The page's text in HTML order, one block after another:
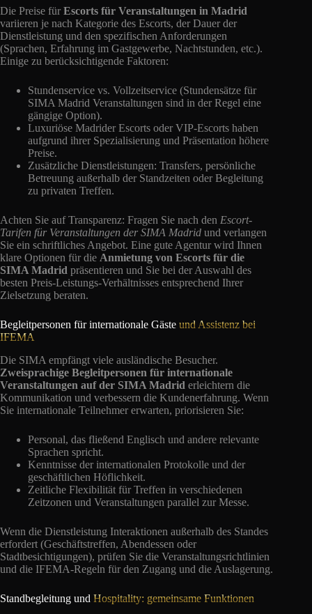
Die Preise für Escorts für Veranstaltungen in Madrid
variieren je nach Kategorie des Escorts, der Dauer der
Dienstleistung und den spezifischen Anforderungen
(Sprachen, Erfahrung im Gastgewerbe, Nachtstunden, etc.).
Einige zu berücksichtigende Faktoren:
Stundenservice vs. Vollzeitservice (Stundensätze für
SIMA Madrid Veranstaltungen sind in der Regel eine
gängige Option).
Luxuriöse Madrider Escorts oder VIP-Escorts haben
aufgrund ihrer Spezialisierung und Präsentation höhere
Preise.
Zusätzliche Dienstleistungen: Transfers, persönliche
Betreuung außerhalb der Standzeiten oder Begleitung
zu privaten Treffen.
Achten Sie auf Transparenz: Fragen Sie nach den Escort-
Tarifen für Veranstaltungen der SIMA Madrid und verlangen
Sie ein schriftliches Angebot. Eine gute Agentur wird Ihnen
klare Optionen für die Anmietung von Escorts für die
SIMA Madrid präsentieren und Sie bei der Auswahl des
besten Preis-Leistungs-Verhältnisses entsprechend Ihrer
Zielsetzung beraten.
Begleitpersonen für internationale Gäste und Assistenz bei
IFEMA
Die SIMA empfängt viele ausländische Besucher.
Zweisprachige Begleitpersonen für internationale
Veranstaltungen auf der SIMA Madrid erleichtern die
Kommunikation und verbessern die Kundenerfahrung. Wenn
Sie internationale Teilnehmer erwarten, priorisieren Sie:
Personal, das fließend Englisch und andere relevante
Sprachen spricht.
Kenntnisse der internationalen Protokolle und der
geschäftlichen Höflichkeit.
Zeitliche Flexibilität für Treffen in verschiedenen
Zeitzonen und Veranstaltungen parallel zur Messe.
Wenn die Dienstleistung Interaktionen außerhalb des Standes
erfordert (Geschäftstreffen, Abendessen oder
Stadtbesichtigungen), prüfen Sie die Veranstaltungsrichtlinien
und die IFEMA-Regeln für den Zugang und die Auslagerung.
Standbegleitung und Hospitality: gemeinsame Funktionen